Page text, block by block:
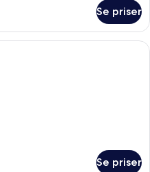
Se priser
Safe på rommet, lydisolert,
Se priser